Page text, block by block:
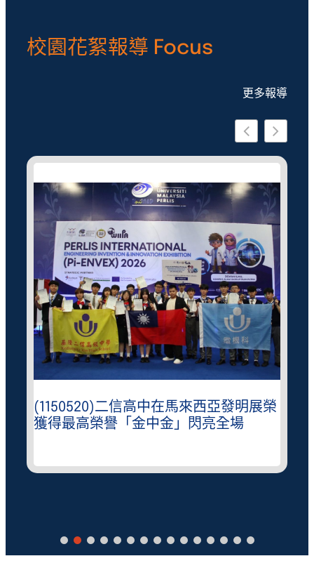
校園花絮報導 Focus
更多報導
(1150520)二信高中在馬來西亞發明展榮
獲得最高榮譽「金中金」閃亮全場